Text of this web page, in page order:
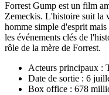
Forrest Gump est un film
Zemeckis. L'histoire suit la
homme simple d'esprit
les événements clés de
rôle de la mère de Forrest.
Acteurs principaux :
Date de sortie : 6
Box office : 678